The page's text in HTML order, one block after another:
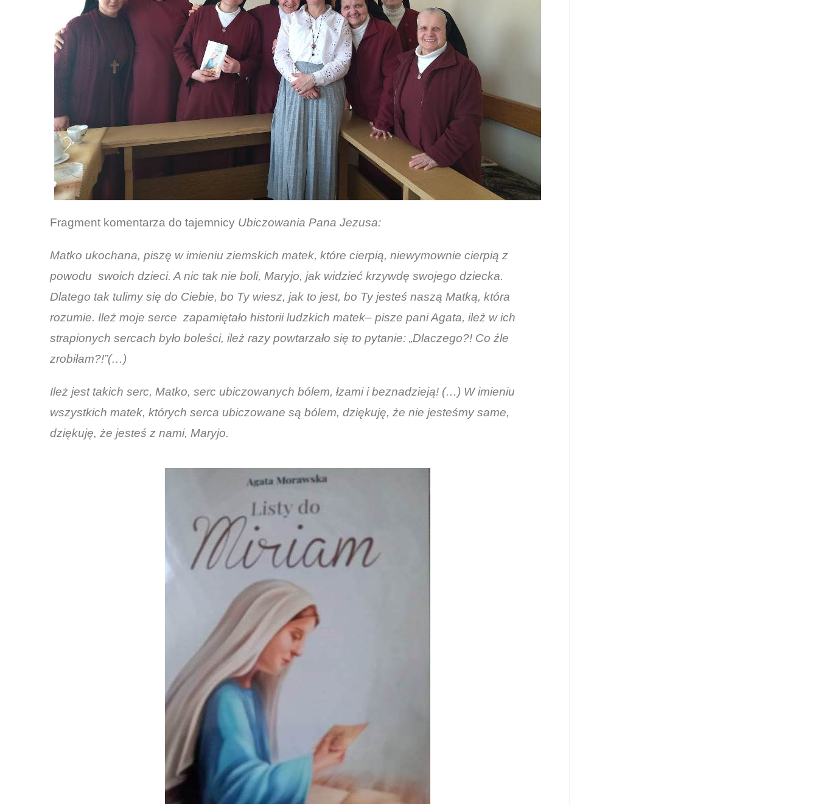
Fragment komentarza do tajemnicy Ubiczowania Pana Jezusa:
Matko ukochana, piszę w imieniu ziemskich matek, które cierpią, niewymownie cierpią z
powodu swoich dzieci. A nic tak nie boli, Maryjo, jak widzieć krzywdę swojego dziecka.
Dlatego tak tulimy się do Ciebie, bo Ty wiesz, jak to jest, bo Ty jesteś naszą Matką, która
rozumie. Ileż moje serce zapamiętało historii ludzkich matek– pisze pani Agata, ileż w ich
strapionych sercach było boleści, ileż razy powtarzało się to pytanie: „Dlaczego?! Co źle
zrobiłam?!”(…)
Ileż jest takich serc, Matko, serc ubiczowanych bólem, łzami i beznadzieją! (…) W imieniu
wszystkich matek, których serca ubiczowane są bólem, dziękuję, że nie jesteśmy same,
dziękuję, że jesteś z nami, Maryjo.